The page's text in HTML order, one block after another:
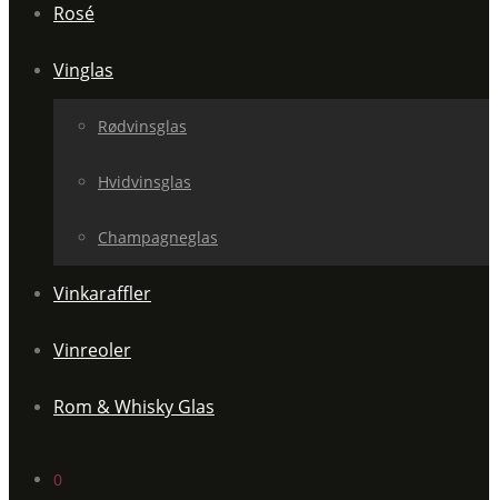
Rosé
Vinglas
Rødvinsglas
Hvidvinsglas
Champagneglas
Vinkaraffler
Vinreoler
Rom & Whisky Glas
0